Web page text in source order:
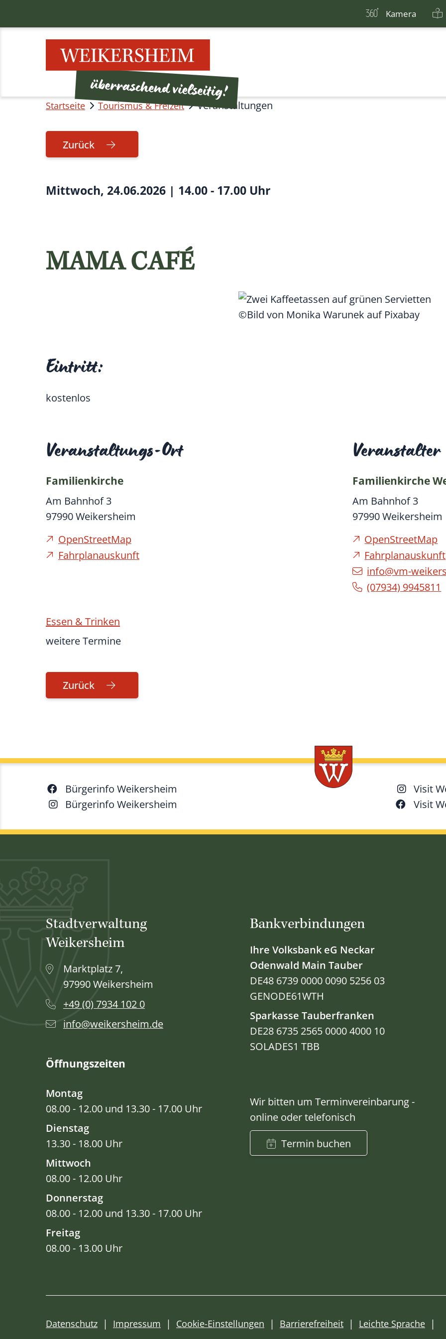
Kamera
Startseite Tourismus & Freizeit Veranstaltungen
Zurück
Mittwoch, 24.06.2026 | 14.00 - 17.00 Uhr
MAMA CAFÉ
©Bild von Monika Warunek auf Pixabay
Eintritt:
kostenlos
Veranstaltungs-Ort
Familienkirche
Am Bahnhof 3
97990Weikersheim
OpenStreetMap
Fahrplanauskunft
Veranstalter
Familienkirche
Am Bahnhof 3
97990 Weikersheim
OpenStreetMap
Fahrplanauskunft
info@vm-
(07934) 9945811
Essen & Trinken
weitere Termine
Zurück
Bürgerinfo Weikersheim
Bürgerinfo Weikersheim
Visit
Visit
Stadtverwaltung
Weikersheim
Marktplatz 7,
97990 Weikersheim
+49 (0) 7934 102 0
info@weikersheim.de
Öffnungszeiten
Montag
08.00 - 12.00 und 13.30 - 17.00 Uhr
Dienstag
13.30 - 18.00 Uhr
Mittwoch
08.00 - 12.00 Uhr
Donnerstag
08.00 - 12.00 und 13.30 - 17.00 Uhr
Freitag
08.00 - 13.00 Uhr
Bankverbindungen
Ihre Volksbank eG Neckar
Odenwald Main Tauber
DE48 6739 0000 0090 5256 03
GENODE61WTH
Sparkasse Tauberfranken
DE28 6735 2565 0000 4000 10
SOLADES1 TBB
Wir bitten um Terminvereinbarung -
online oder telefonisch
Termin buchen
Datenschutz Impressum Cookie-Einstellungen Barrierefreiheit
Leichte Sprache